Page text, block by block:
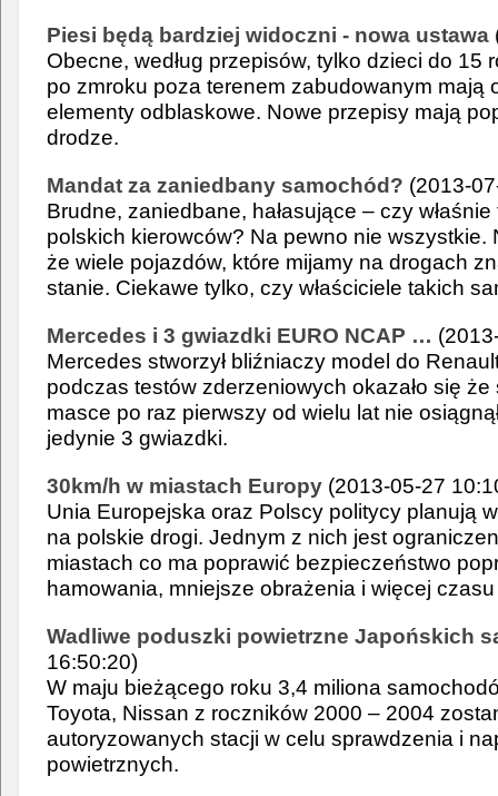
Piesi będą bardziej widoczni - nowa ustawa
Obecne, według przepisów, tylko dzieci do 15
po zmroku poza terenem zabudowanym mają
elementy odblaskowe. Nowe przepisy mają
drodze.
Mandat za zaniedbany samochód? (2013-
Brudne, zaniedbane, hałasujące – czy
polskich kierowców? Na pewno nie wszystkie.
że wiele pojazdów, które mijamy na drogach
stanie. Ciekawe tylko, czy właściciele takich
Mercedes i 3 gwiazdki EURO NCAP …
Mercedes stworzył bliźniaczy model do
podczas testów zderzeniowych okazało się
masce po raz pierwszy od wielu lat nie
jedynie 3 gwiazdki.
30km/h w miastach Europy (2013-05-27
Unia Europejska oraz Polscy politycy planują
na polskie drogi. Jednym z nich jest
miastach co ma poprawić bezpieczeństwo
hamowania, mniejsze obrażenia i więcej
Wadliwe poduszki powietrzne Japońskich
16:50:20)
W maju bieżącego roku 3,4 miliona
Toyota, Nissan z roczników 2000 – 2004
autoryzowanych stacji w celu sprawdzenia i
powietrznych.